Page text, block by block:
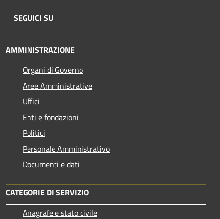
SEGUICI SU
AMMINISTRAZIONE
Organi di Governo
Aree Amministrative
Uffici
Enti e fondazioni
Politici
Personale Amministrativo
Documenti e dati
CATEGORIE DI SERVIZIO
Anagrafe e stato civile